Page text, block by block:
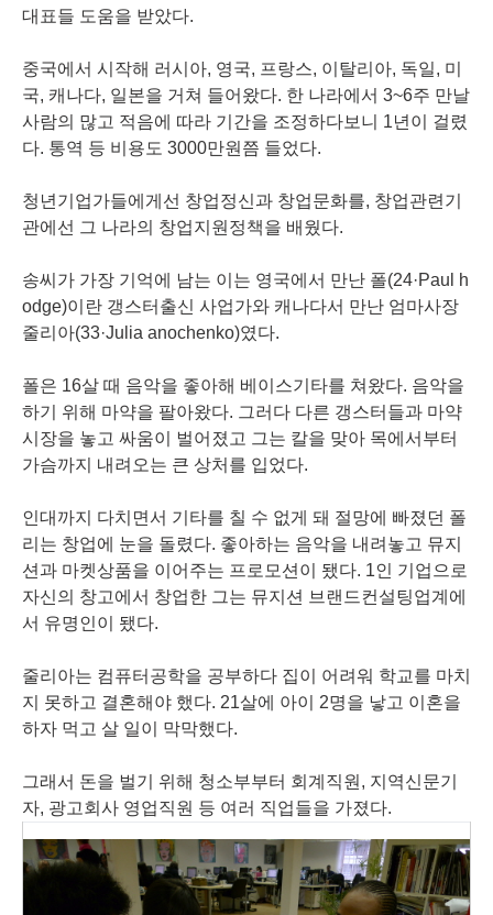
대표들 도움을 받았다.
중국에서 시작해 러시아, 영국, 프랑스, 이탈리아, 독일, 미
국, 캐나다, 일본을 거쳐 들어왔다. 한 나라에서 3~6주 만날
사람의 많고 적음에 따라 기간을 조정하다보니 1년이 걸렸
다. 통역 등 비용도 3000만원쯤 들었다.
청년기업가들에게선 창업정신과 창업문화를, 창업관련기
관에선 그 나라의 창업지원정책을 배웠다.
송씨가 가장 기억에 남는 이는 영국에서 만난 폴(24·Paul h
odge)이란 갱스터출신 사업가와 캐나다서 만난 엄마사장
줄리아(33·Julia anochenko)였다.
폴은 16살 때 음악을 좋아해 베이스기타를 쳐왔다. 음악을
하기 위해 마약을 팔아왔다. 그러다 다른 갱스터들과 마약
시장을 놓고 싸움이 벌어졌고 그는 칼을 맞아 목에서부터
가슴까지 내려오는 큰 상처를 입었다.
인대까지 다치면서 기타를 칠 수 없게 돼 절망에 빠졌던 폴
리는 창업에 눈을 돌렸다. 좋아하는 음악을 내려놓고 뮤지
션과 마켓상품을 이어주는 프로모션이 됐다. 1인 기업으로
자신의 창고에서 창업한 그는 뮤지션 브랜드컨설팅업계에
서 유명인이 됐다.
줄리아는 컴퓨터공학을 공부하다 집이 어려워 학교를 마치
지 못하고 결혼해야 했다. 21살에 아이 2명을 낳고 이혼을
하자 먹고 살 일이 막막했다.
그래서 돈을 벌기 위해 청소부부터 회계직원, 지역신문기
자, 광고회사 영업직원 등 여러 직업들을 가졌다.